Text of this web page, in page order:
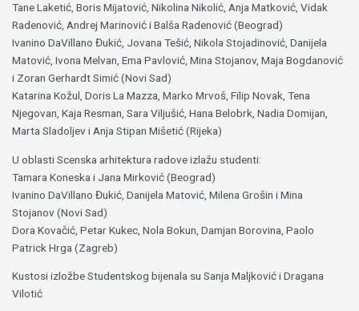
Tane Laketić, Boris Mijatović, Nikolina Nikolić, Anja Matković, Vidak
Radenović, Andrej Marinović i Balša Radenović (Beograd)
Ivanino DaVillano Đukić, Jovana Tešić, Nikola Stojadinović, Danijela
Matović, Ivona Melvan, Ema Pavlović, Mina Stojanov, Maja Bogdanović
i Zoran Gerhardt Simić (Novi Sad)
Katarina Kožul, Doris La Mazza, Marko Mrvoš, Filip Novak, Tena
Njegovan, Kaja Resman, Sara Viljušić, Hana Belobrk, Nadia Domijan,
Marta Sladoljev i Anja Stipan Mišetić (Rijeka)
U oblasti Scenska arhitektura radove izlažu studenti:
Tamara Koneska i Jana Mirković (Beograd)
Ivanino DaVillano Đukić, Danijela Matović, Milena Grošin i Mina
Stojanov (Novi Sad)
Dora Kovačić, Petar Kukec, Nola Bokun, Damjan Borovina, Paolo
Patrick Hrga (Zagreb)
Kustosi izložbe Studentskog bijenala su Sanja Maljković i Dragana
Vilotić